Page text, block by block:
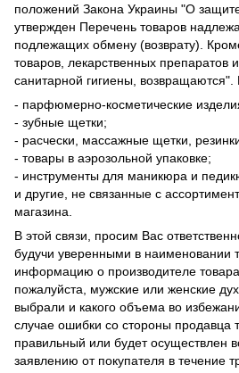
положений Закона Украины "О
утвержден Перечень товаров
подлежащих обмену (возврату).
товаров, лекарственных препаратов
санитарной гигиены, возвращаются".
- парфюмерно-косметические
- зубные щетки;
- расчески, массажные щетки,
- товары в аэрозольной упаковке;
- инструменты для маникюра и
и другие, не связанные с
магазина.
В этой связи, просим Вас
будучи уверенными в наименовании
информацию о производителе
пожалуйста, мужские или женские
выбрали и какого объема во
случае ошибки со стороны продавца
правильный или будет осуществлен
заявлению от покупателя в течение